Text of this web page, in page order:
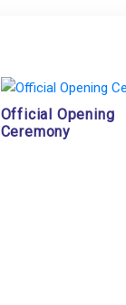
Official Opening
Ceremony